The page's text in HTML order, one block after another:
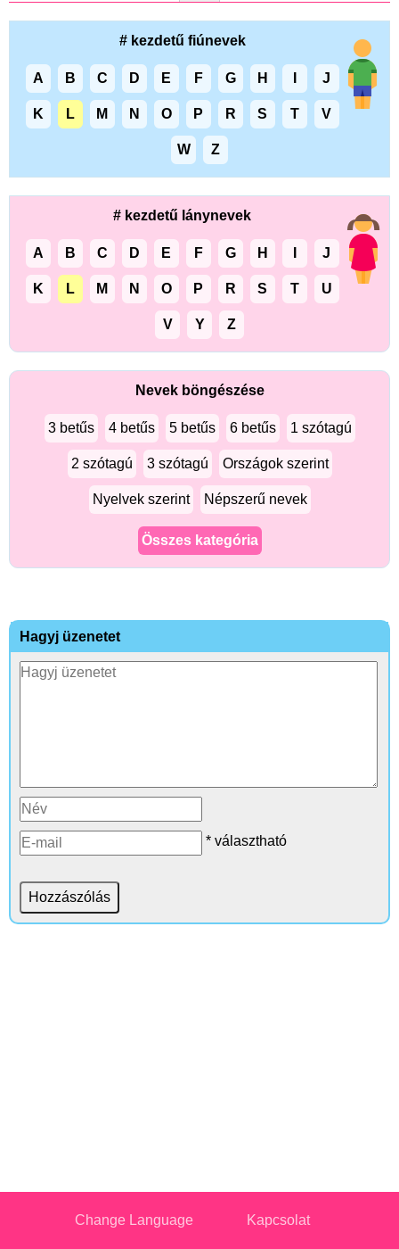
# kezdetű fiúnevek
A B C D E F G H J
K L M N O P R S T V
W Z
# kezdetű lánynevek
A B C D E F G H J
K L M N O P R S T U
V Y Z
Nevek böngészése
3 betűs 4 betűs 5 betűs 6 betűs 1 szótagú
2 szótagú 3 szótagú Országok szerint
Nyelvek szerint Népszerű nevek
Összes kategória
Hagyj üzenetet
* választható
Change Language Kapcsolat